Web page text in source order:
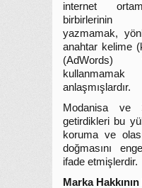
internet
birbirlerinin
yazmamak,
anahtar kelime
(AdWords)
anlaşmışlardır.
Modanisa ve
getirdikleri bu
koruma ve
doğmasını
ifade etmişlerdir.
Marka